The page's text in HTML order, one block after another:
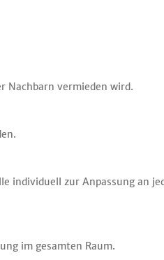
Nachbarn vermieden wird.
individuell zur Anpassung an
im gesamten Raum.